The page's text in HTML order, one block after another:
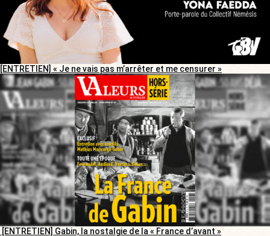
[ENTRETIEN] « Je ne vais pas m’arrêter et me censurer »
[ENTRETIEN] Gabin, la nostalgie de la « France d’avant »